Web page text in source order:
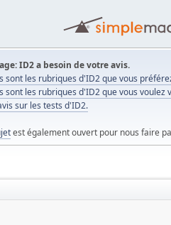
ID2 a besoin de votre avis.
sont les rubriques d'ID2 que vous
sont les rubriques d'ID2 que vous voulez
sur les tests d'ID2.
est également ouvert pour nous faire